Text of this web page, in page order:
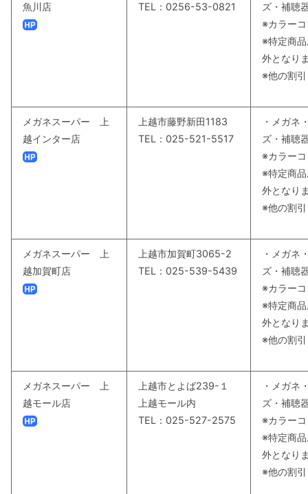
魚川店
TEL：0256-53-0821
ズ・補聴
※カラー
※特定商
外となり
※他の割
メガネスーパー 上
越インター店
上越市藤野新田1183
TEL：025-521-5517
・メガネ
ズ・補聴
※カラー
※特定商
外となり
※他の割
メガネスーパー 上
越加賀町店
上越市加賀町3065-2
TEL：025-539-5439
・メガネ
ズ・補聴
※カラー
※特定商
外となり
※他の割
メガネスーパー 上
越モール店
上越市とよば239-１
上越モール内
TEL：025-527-2575
・メガネ
ズ・補聴
※カラー
※特定商
外となり
※他の割